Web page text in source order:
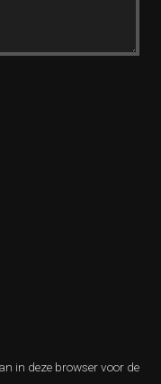
in deze browser voor de